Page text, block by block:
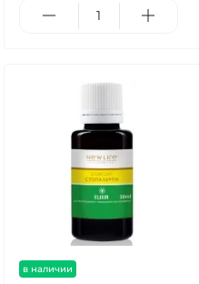
в наличии